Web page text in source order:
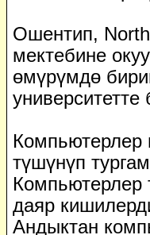
Ошентип,
мектебине
өмүрүмдө
Компьютерлер
түшүнүп
Компьютерлер
даяр
Андыктан